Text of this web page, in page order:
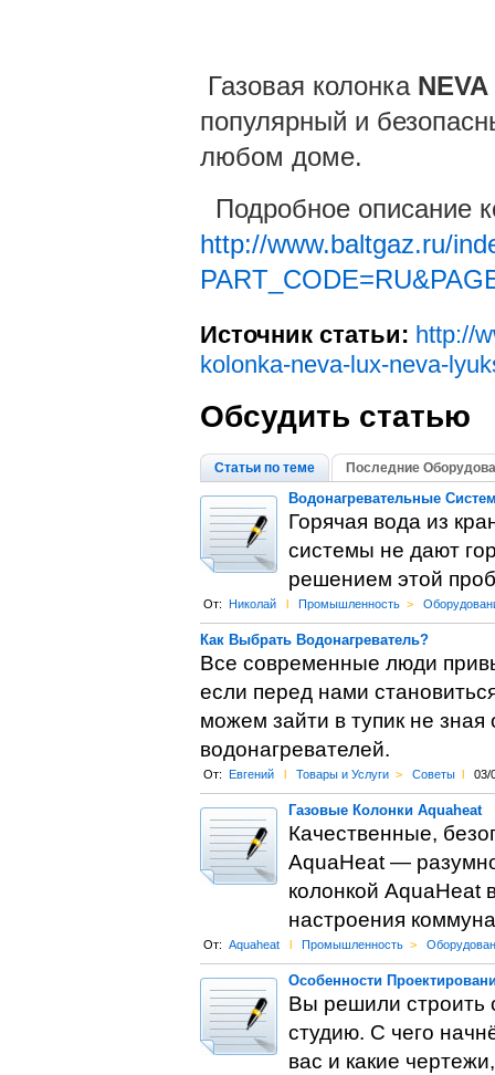
Газовая колонка
популярный и
любом доме.
Подробное описание
http://www.baltgaz.ru/
Источник статьи: http://
kolonka-neva-lux-neva-
Обсудить статью
Статьи по теме Последние
Водонагревательные
Горячая вода из
системы не дают
решением этой
От: Николай l Промышленность >
Как Выбрать Водонагреватель?
Все современные люди
если перед нами
можем зайти в тупик не зная
водонагревателей.
От: Евгений l Товары и Услуги > Советы l 03/
Газовые Колонки Aquaheat
Качественные,
AquaHeat —
колонкой AquaHeat
настроения
От: Aquaheat l Промышленность >
Особенности
Вы решили строить
студию. С чего
вас и какие